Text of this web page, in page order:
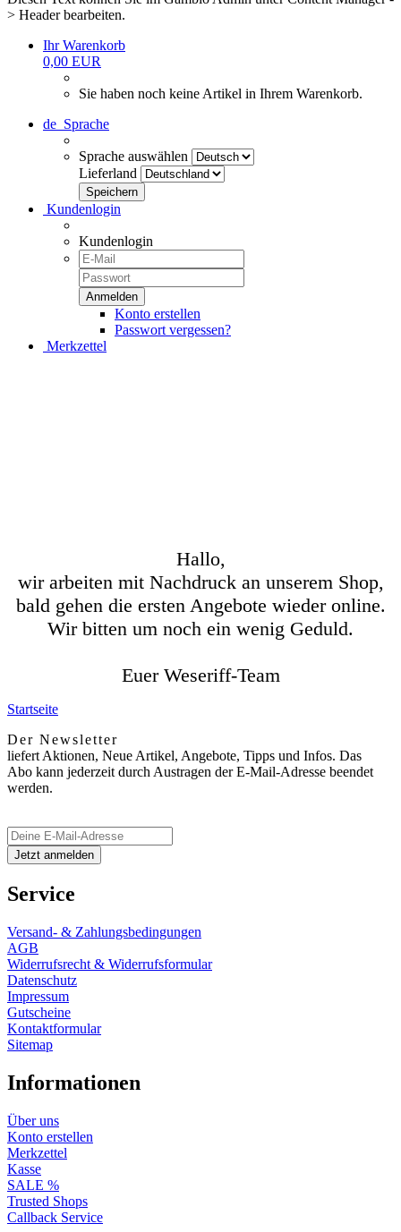
> Header bearbeiten.
Ihr Warenkorb
0,00 EUR
Sie haben noch keine Artikel in Ihrem Warenkorb.
de Sprache
Sprache auswählen
Lieferland
Kundenlogin
Kundenlogin
Konto erstellen
Passwort vergessen?
Merkzettel
Hallo,
wir arbeiten mit Nachdruck an unserem Shop,
bald gehen die ersten Angebote wieder online.
Wir bitten um noch ein wenig Geduld.
Euer Weseriff-Team
Startseite
Der Newsletter
liefert Aktionen, Neue Artikel, Angebote, Tipps und Infos. Das
Abo kann jederzeit durch Austragen der E-Mail-Adresse beendet
werden.
Service
Versand- & Zahlungsbedingungen
AGB
Widerrufsrecht & Widerrufsformular
Datenschutz
Impressum
Gutscheine
Kontaktformular
Sitemap
Informationen
Über uns
Konto erstellen
Merkzettel
Kasse
SALE %
Trusted Shops
Callback Service